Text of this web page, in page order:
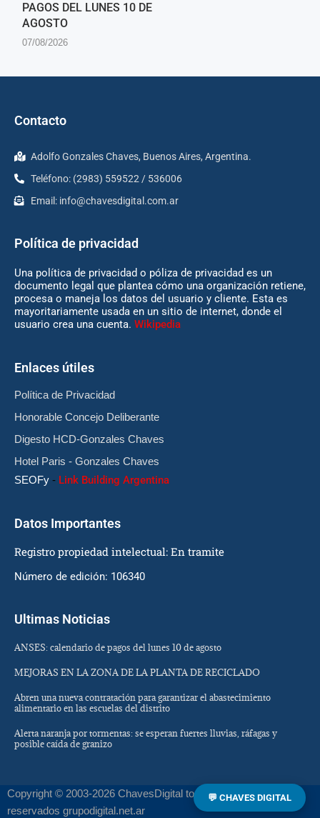
PAGOS DEL LUNES 10 DE
AGOSTO
07/08/2026
Contacto
Adolfo Gonzales Chaves, Buenos Aires, Argentina.
Teléfono: (2983) 559522 / 536006
Email: info@chavesdigital.com.ar
Política de privacidad
Una política de privacidad o póliza de privacidad es un
documento legal que plantea cómo una organización retiene,
procesa o maneja los datos del usuario y cliente. Esta es
mayoritariamente usada en un sitio de internet, donde el
usuario crea una cuenta. Wikipedia
Enlaces útiles
Política de Privacidad
Honorable Concejo Deliberante
Digesto HCD-Gonzales Chaves
Hotel Paris - Gonzales Chaves
SEOFy - Link Building Argentina
Datos Importantes
Registro propiedad intelectual: En tramite
Número de edición: 106340
Ultimas Noticias
ANSES: calendario de pagos del lunes 10 de agosto
MEJORAS EN LA ZONA DE LA PLANTA DE RECICLADO
Abren una nueva contratación para garantizar el abastecimiento
alimentario en las escuelas del distrito
Alerta naranja por tormentas: se esperan fuertes lluvias, ráfagas y
posible caída de granizo
Copyright © 2003-2026 ChavesDigital todos los derechos
reservados grupodigital.net.ar
💬 CHAVES DIGITAL